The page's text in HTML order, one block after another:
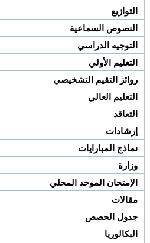
التوازيع
النصوص السماعية
التوجيه الدراسي
التعليم الأولي
روائز التقيم التشخيصي
التعليم العالي
التعاقد
إرشادات
نماذج المبارايات
وزارة
الإمتحان الموحد المحلي
مقالات
جدول الحصص
البكالوريا